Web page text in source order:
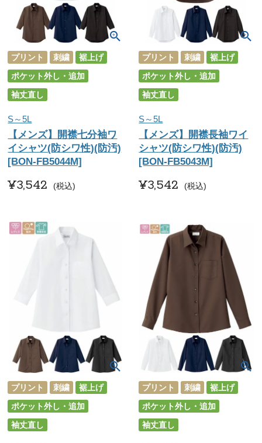
プリント 刺繍
裾上げ
ポケット外し・追加
袖丈直し
S～5L
【メンズ】開襟七分袖ワ
イシャツ(防シワ性)(防汚)
[BON-FB5044M]
¥3,542 税込
プリント 刺繍
裾上げ
ポケット外し・追加
袖丈直し
S～5L
【メンズ】開襟長袖ワイ
シャツ(防シワ性)(防汚)
[BON-FB5043M]
¥3,542 税込
プリント 刺繍
裾上げ
ポケット外し・追加
袖丈直し
プリント 刺繍
裾上げ
ポケット外し・追加
袖丈直し